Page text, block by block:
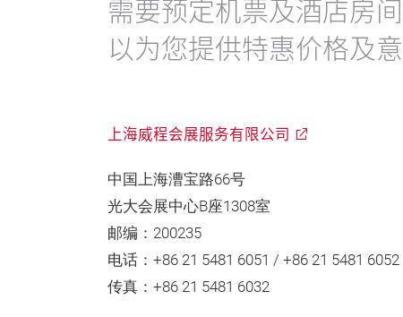
需要预定机票及酒店房
以为您提供特惠价格及意
上海威程会展服务有限公司
中国上海漕宝路66号
光大会展中心B座1308室
邮编：200235
电话：+86 21 5481 6051 / +86 21 5481 6052
传真：+86 21 5481 6032